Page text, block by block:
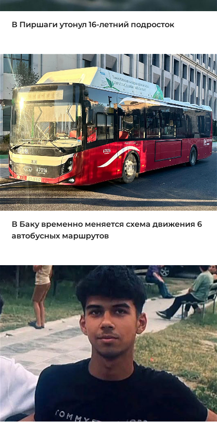
В Пиршаги утонул 16-летний подросток
В Баку временно меняется схема движения 6
автобусных маршрутов